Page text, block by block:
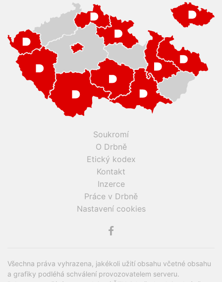
Soukromí
O Drbně
Etický kodex
Kontakt
Inzerce
Práce v Drbně
Nastavení cookies
Všechna práva vyhrazena, jakékoli užití obsahu včetné obsahu
a grafiky podléhá schválení provozovatelem serveru.